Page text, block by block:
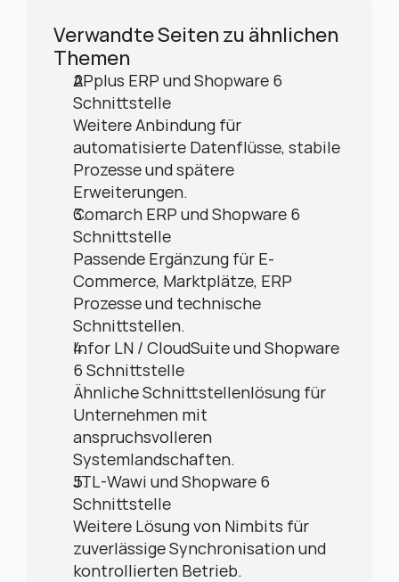
Verwandte Seiten zu ähnlichen
Themen
APplus ERP und Shopware 6
Schnittstelle
Weitere Anbindung für
automatisierte Datenflüsse, stabile
Prozesse und spätere
Erweiterungen.
Comarch ERP und Shopware 6
Schnittstelle
Passende Ergänzung für E-
Commerce, Marktplätze, ERP
Prozesse und technische
Schnittstellen.
Infor LN / CloudSuite und Shopware
6 Schnittstelle
Ähnliche Schnittstellenlösung für
Unternehmen mit
anspruchsvolleren
Systemlandschaften.
JTL-Wawi und Shopware 6
Schnittstelle
Weitere Lösung von Nimbits für
zuverlässige Synchronisation und
kontrollierten Betrieb.